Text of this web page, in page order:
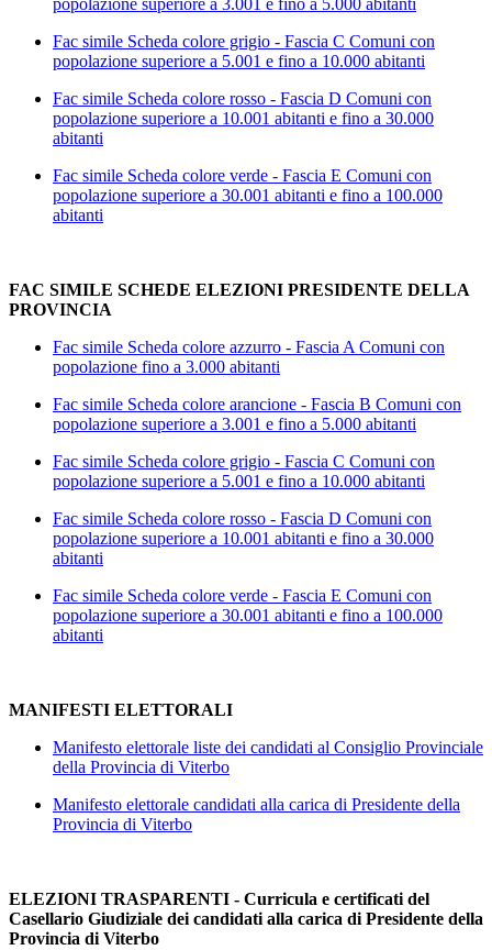
popolazione superiore a 3.001 e fino a 5.000 abitanti
Fac simile Scheda colore grigio - Fascia C Comuni con
popolazione superiore a 5.001 e fino a 10.000 abitanti
Fac simile Scheda colore rosso - Fascia D Comuni con
popolazione superiore a 10.001 abitanti e fino a 30.000
abitanti
Fac simile Scheda colore verde - Fascia E Comuni con
popolazione superiore a 30.001 abitanti e fino a 100.000
abitanti
FAC SIMILE SCHEDE ELEZIONI PRESIDENTE DELLA
PROVINCIA
Fac simile Scheda colore azzurro - Fascia A Comuni con
popolazione fino a 3.000 abitanti
Fac simile Scheda colore arancione - Fascia B Comuni con
popolazione superiore a 3.001 e fino a 5.000 abitanti
Fac simile Scheda colore grigio - Fascia C Comuni con
popolazione superiore a 5.001 e fino a 10.000 abitanti
Fac simile Scheda colore rosso - Fascia D Comuni con
popolazione superiore a 10.001 abitanti e fino a 30.000
abitanti
Fac simile Scheda colore verde - Fascia E Comuni con
popolazione superiore a 30.001 abitanti e fino a 100.000
abitanti
MANIFESTI ELETTORALI
Manifesto elettorale liste dei candidati al Consiglio Provinciale
della Provincia di Viterbo
Manifesto elettorale candidati alla carica di Presidente della
Provincia di Viterbo
ELEZIONI TRASPARENTI - Curricula e certificati del
Casellario Giudiziale dei candidati alla carica di Presidente della
Provincia di Viterbo